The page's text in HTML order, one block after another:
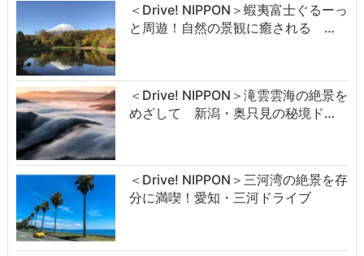
＜Drive! NIPPON＞蝦夷富士ぐるーっ
と周遊！自然の景観に癒される …
＜Drive! NIPPON＞滝雲雲海の絶景を
めざして 新潟・奥只見の秘境ド…
＜Drive! NIPPON＞三河湾の絶景を存
分に満喫！愛知・三河ドライブ